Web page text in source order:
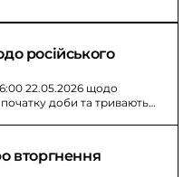
російського
22.05.2026 щодо
доби та тривають
вторгнення